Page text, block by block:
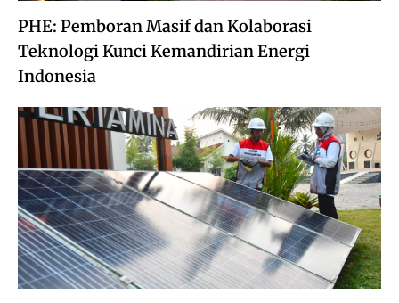
PHE: Pemboran Masif dan Kolaborasi
Teknologi Kunci Kemandirian Energi
Indonesia